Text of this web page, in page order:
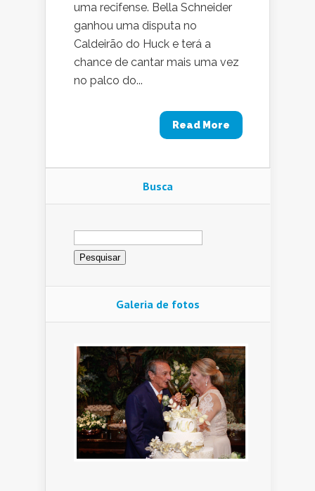
uma recifense. Bella Schneider
ganhou uma disputa no
Caldeirão do Huck e terá a
chance de cantar mais uma vez
no palco do...
Read More
Busca
Pesquisar
por:
Galeria de fotos